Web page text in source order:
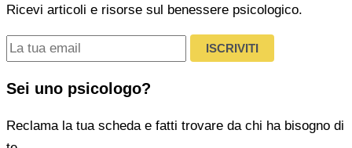
Ricevi articoli e risorse sul benessere psicologico.
ISCRIVITI
Sei uno psicologo?
Reclama la tua scheda e fatti trovare da chi ha bisogno di